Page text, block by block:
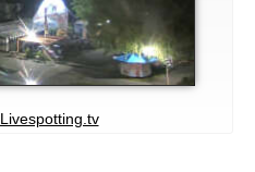
Livespotting.tv